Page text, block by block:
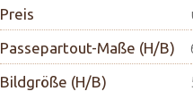
Preis
Passepartout-Maße (H/B)
Bildgröße (H/B)